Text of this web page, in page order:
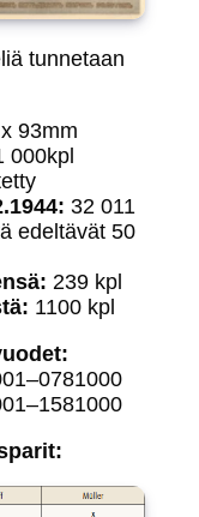
tunnetaan
93mm
000kpl
32 011
edeltävät 50
239 kpl
1100 kpl